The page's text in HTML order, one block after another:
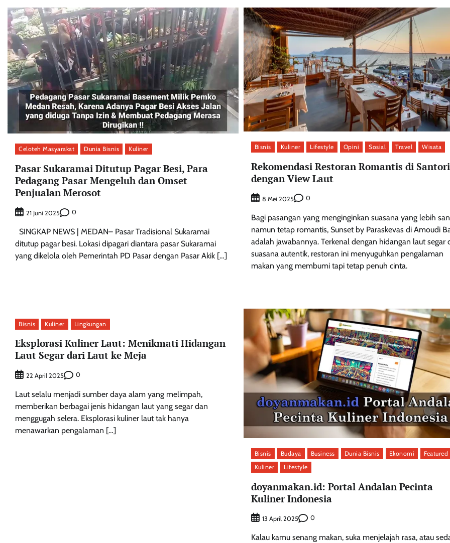
Celoteh Masyarakat Dunia Bisnis Kuliner
Pasar Sukaramai Ditutup Pagar Besi, Para
Pedagang Pasar Mengeluh dan Omset
Penjualan Merosot
21 Juni 2025 0
SINGKAP NEWS | MEDAN– Pasar Tradisional Sukaramai
ditutup pagar besi. Lokasi dipagari diantara pasar Sukaramai
yang dikelola oleh Pemerintah PD Pasar dengan Pasar Akik […]
Bisnis Kuliner Lifestyle Opini Sosial Travel Wisata
Rekomendasi Restoran Romantis di
dengan View Laut
8 Mei 2025 0
Bagi pasangan yang menginginkan suasana yang lebih
namun tetap romantis, Sunset by Paraskevas di Amoudi
adalah jawabannya. Terkenal dengan hidangan laut segar
suasana autentik, restoran ini menyuguhkan pengalaman
makan yang membumi tapi tetap penuh cinta.
Bisnis Kuliner Lingkungan
Eksplorasi Kuliner Laut: Menikmati Hidangan
Laut Segar dari Laut ke Meja
22 April 2025 0
Laut selalu menjadi sumber daya alam yang melimpah,
memberikan berbagai jenis hidangan laut yang segar dan
menggugah selera. Eksplorasi kuliner laut tak hanya
menawarkan pengalaman […]
Bisnis Budaya Business Dunia Bisnis Ekonomi
Featured
Kuliner
Lifestyle
doyanmakan.id: Portal Andalan Pecinta
Kuliner Indonesia
13 April 2025 0
Kalau kamu senang makan, suka menjelajah rasa, atau